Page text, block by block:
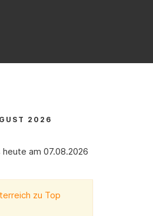
2026
am 07.08.2026
zu Top